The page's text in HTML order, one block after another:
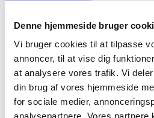
Denne hjemmeside bruger
Vi bruger cookies til at tilpasse
annoncer, til at vise dig
at analysere vores trafik. Vi
din brug af vores hjemmeside
for sociale medier,